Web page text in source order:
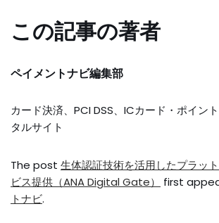
この記事の著者
ペイメントナビ編集部
カード決済、PCI DSS、ICカード・ポイン
タルサイト
The post 生体認証技術を活用したプラッ
ビス提供（ANA Digital Gate）
first
トナビ.